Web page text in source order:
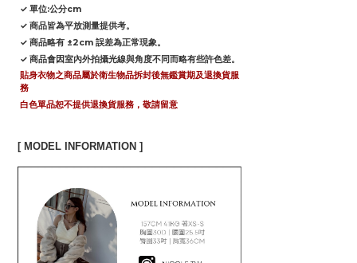
✓ 單位:公分cm
✓ 商品皆為平放測量提供考。
✓ 商品略有 ±2cm 誤差為正常現象。
✓ 商品會因室內外拍攝光線與角度不同而略有些許色差。
貼身衣物之商品屬於衛生物品拆封後無鑑賞期及退換貨服
務
白色單品恕不提供退換貨服務，敬請留意
[ MODEL INFORMATION ]